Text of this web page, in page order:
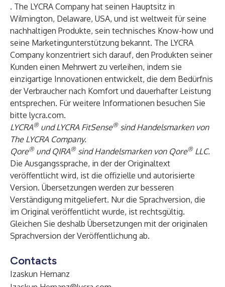
. The LYCRA Company hat seinen Hauptsitz in
Wilmington, Delaware, USA, und ist weltweit für seine
nachhaltigen Produkte, sein technisches Know-how und
seine Marketingunterstützung bekannt. The LYCRA
Company konzentriert sich darauf, den Produkten seiner
Kunden einen Mehrwert zu verleihen, indem sie
einzigartige Innovationen entwickelt, die dem Bedürfnis
der Verbraucher nach Komfort und dauerhafter Leistung
entsprechen. Für weitere Informationen besuchen Sie
bitte lycra.com.
LYCRA®und LYCRA FitSense®sind Handelsmarken von
The LYCRA Company.
Qore®und QIRA®sind Handelsmarken von Qore®LLC.
Die Ausgangssprache, in der der Originaltext
veröffentlicht wird, ist die offizielle und autorisierte
Version. Übersetzungen werden zur besseren
Verständigung mitgeliefert. Nur die Sprachversion, die
im Original veröffentlicht wurde, ist rechtsgültig.
Gleichen Sie deshalb Übersetzungen mit der originalen
Sprachversion der Veröffentlichung ab.
Contacts
Izaskun Hernanz